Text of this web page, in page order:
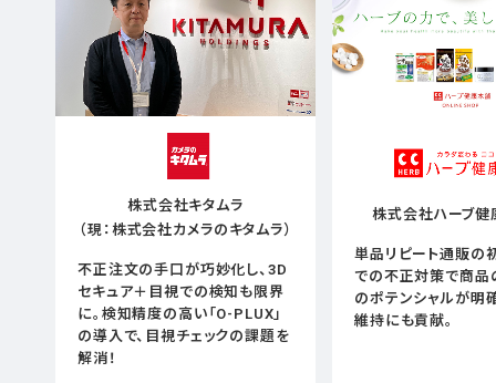
株式会社キタムラ
（現：株式会社カメラのキタムラ）
不正注文の手口が巧妙化し、3D
セキュア＋目視での検知も限界
に。検知精度の高い「O-PLUX」
の導入で、目視チェックの課題を
解消！
株式会社ハーブ健
単品リピート通販の
での不正対策で商品
のポテンシャルが明
維持にも貢献。